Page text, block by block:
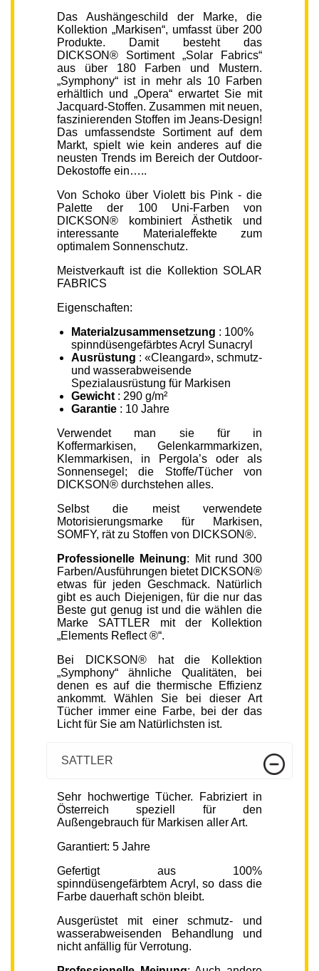
Das Aushängeschild der Marke, die
Kollektion „Markisen“, umfasst über 200
Produkte. Damit besteht das
DICKSON® Sortiment „Solar Fabrics“
aus über 180 Farben und Mustern.
„Symphony“ ist in mehr als 10 Farben
erhältlich und „Opera“ erwartet Sie mit
Jacquard-Stoffen. Zusammen mit neuen,
faszinierenden Stoffen im Jeans-Design!
Das umfassendste Sortiment auf dem
Markt, spielt wie kein anderes auf die
neusten Trends im Bereich der Outdoor-
Dekostoffe ein…..
Von Schoko über Violett bis Pink - die
Palette der 100 Uni-Farben von
DICKSON® kombiniert Ästhetik und
interessante Materialeffekte zum
optimalem Sonnenschutz.
Meistverkauft ist die Kollektion SOLAR
FABRICS
Eigenschaften:
Materialzusammensetzung : 100%
spinndüsengefärbtes Acryl Sunacryl
Ausrüstung : «Cleangard», schmutz-
und wasserabweisende
Spezialausrüstung für Markisen
Gewicht : 290 g/m²
Garantie : 10 Jahre
Verwendet man sie für in
Koffermarkisen, Gelenkarmmarkizen,
Klemmarkisen, in Pergola’s oder als
Sonnensegel; die Stoffe/Tücher von
DICKSON® durchstehen alles.
Selbst die meist verwendete
Motorisierungsmarke für Markisen,
SOMFY, rät zu Stoffen von DICKSON®.
Professionelle Meinung: Mit rund 300
Farben/Ausführungen bietet DICKSON®
etwas für jeden Geschmack. Natürlich
gibt es auch Diejenigen, für die nur das
Beste gut genug ist und die wählen die
Marke SATTLER mit der Kollektion
„Elements Reflect ®“.
Bei DICKSON® hat die Kollektion
„Symphony“ ähnliche Qualitäten, bei
denen es auf die thermische Effizienz
ankommt. Wählen Sie bei dieser Art
Tücher immer eine Farbe, bei der das
Licht für Sie am Natürlichsten ist.
SATTLER
Sehr hochwertige Tücher. Fabriziert in
Österreich speziell für den
Außengebrauch für Markisen aller Art.
Garantiert: 5 Jahre
Gefertigt aus 100%
spinndüsengefärbtem Acryl, so dass die
Farbe dauerhaft schön bleibt.
Ausgerüstet mit einer schmutz- und
wasserabweisenden Behandlung und
nicht anfällig für Verrotung.